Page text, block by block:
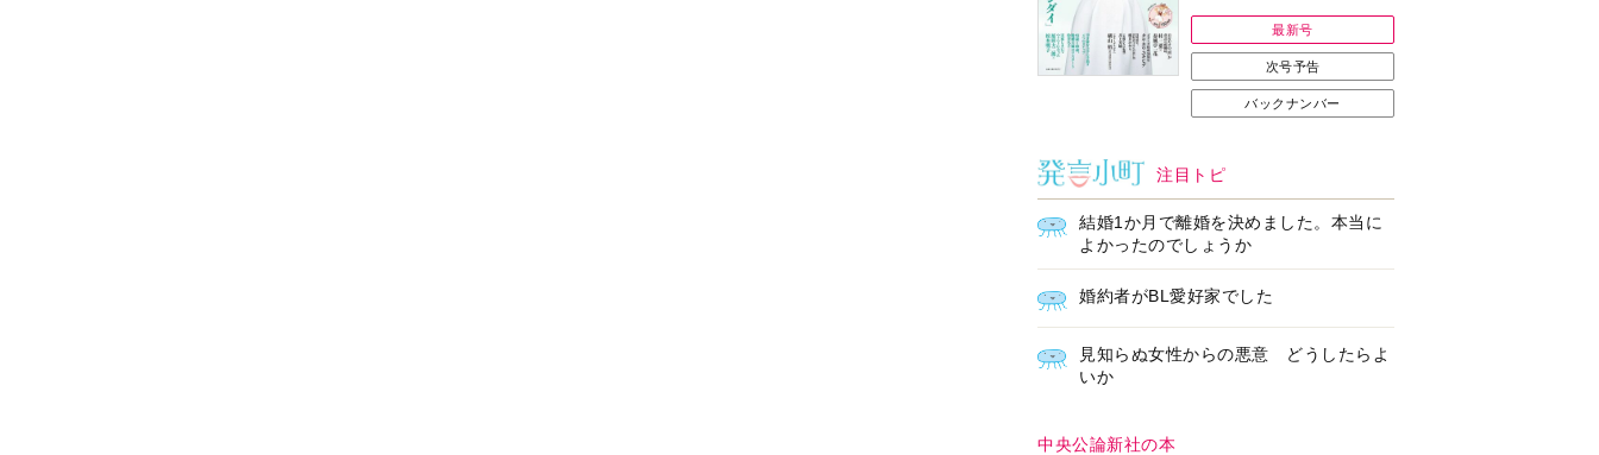
最新号
次号予告
バックナンバー
注目トピ
結婚1か月で離婚を決めました。本当に
よかったのでしょうか
婚約者がBL愛好家でした
見知らぬ女性からの悪意 どうしたらよ
いか
中央公論新社の本